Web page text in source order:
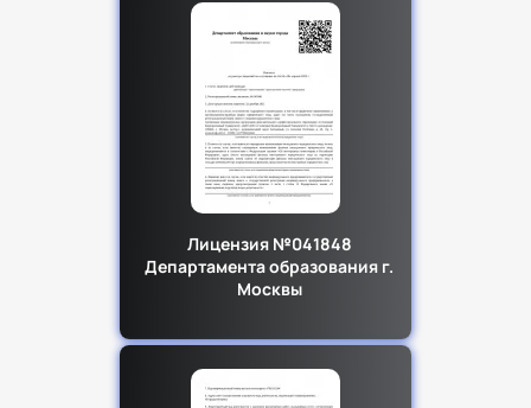
Лицензия №041848
Департамента образования г.
Москвы